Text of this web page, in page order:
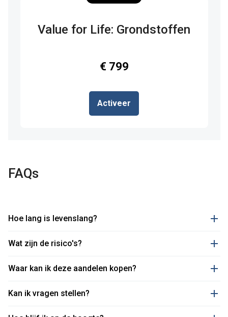
Value for Life: Grondstoffen
€ 799
Activeer
FAQs
Hoe lang is levenslang?
Wat zijn de risico's?
Waar kan ik deze aandelen kopen?
Kan ik vragen stellen?